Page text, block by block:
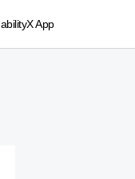
abilityX App